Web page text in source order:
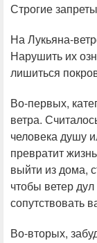
Строгие
На Лукьяна-
Нарушить их
лишиться
Во-первых,
ветра.
человека душу
превратит
выйти из дома,
чтобы ветер
сопутствовать
Во-вторых,